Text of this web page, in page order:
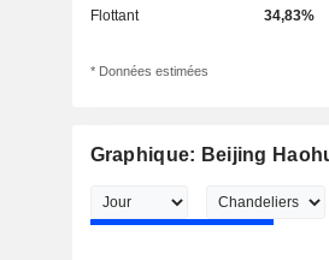
Flottant 34,83%
* Données estimées
Graphique: Beijing